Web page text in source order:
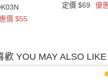
價 $55
定價 $69
優
歡 YOU MAY ALSO LIKE